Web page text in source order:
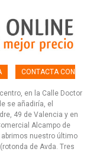
CONTACTA CON
en la Calle Doctor
se añadiría, el
49 de Valencia y en
Alcampo de
abrimos nuestro último
de Avda. Tres